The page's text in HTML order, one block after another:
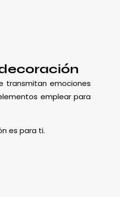
transmitan emociones
emplear para
es para ti.